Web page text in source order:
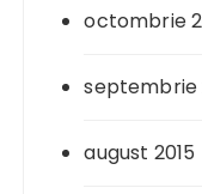
octombrie
septembrie
august 2015